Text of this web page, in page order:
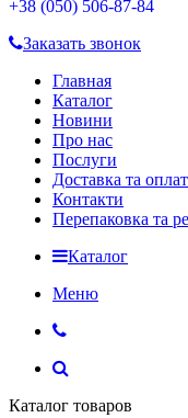
+38 (050) 506-87-84
Заказать звонок
Главная
Каталог
Новини
Про нас
Послуги
Доставка та
Контакти
Перепаковка та
Каталог
Меню
Каталог товаров